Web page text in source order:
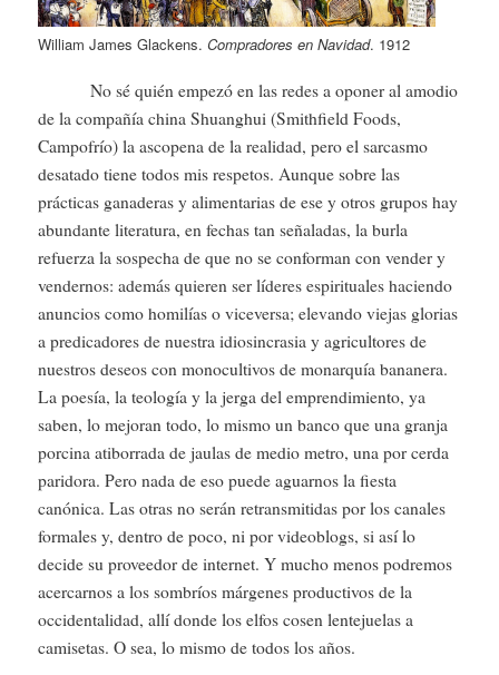
William James Glackens.Compradores en Navidad. 1912
No sé quién empezó en las redes a oponer al amodio
de la compañía china Shuanghui (Smithfield Foods,
Campofrío) la ascopena de la realidad, pero el sarcasmo
desatado tiene todos mis respetos. Aunque sobre las
prácticas ganaderas y alimentarias de ese y otros grupos hay
abundante literatura, en fechas tan señaladas, la burla
refuerza la sospecha de que no se conforman con vender y
vendernos: además quieren ser líderes espirituales haciendo
anuncios como homilías o viceversa; elevando viejas glorias
a predicadores de nuestra idiosincrasia y agricultores de
nuestros deseos con monocultivos de monarquía bananera.
La poesía, la teología y la jerga del emprendimiento, ya
saben, lo mejoran todo, lo mismo un banco que una granja
porcina atiborrada de jaulas de medio metro, una por cerda
paridora. Pero nada de eso puede aguarnos la fiesta
canónica. Las otras no serán retransmitidas por los canales
formales y, dentro de poco, ni por videoblogs, si así lo
decide su proveedor de internet. Y mucho menos podremos
acercarnos a los sombríos márgenes productivos de la
occidentalidad, allí donde los elfos cosen lentejuelas a
camisetas. O sea, lo mismo de todos los años.